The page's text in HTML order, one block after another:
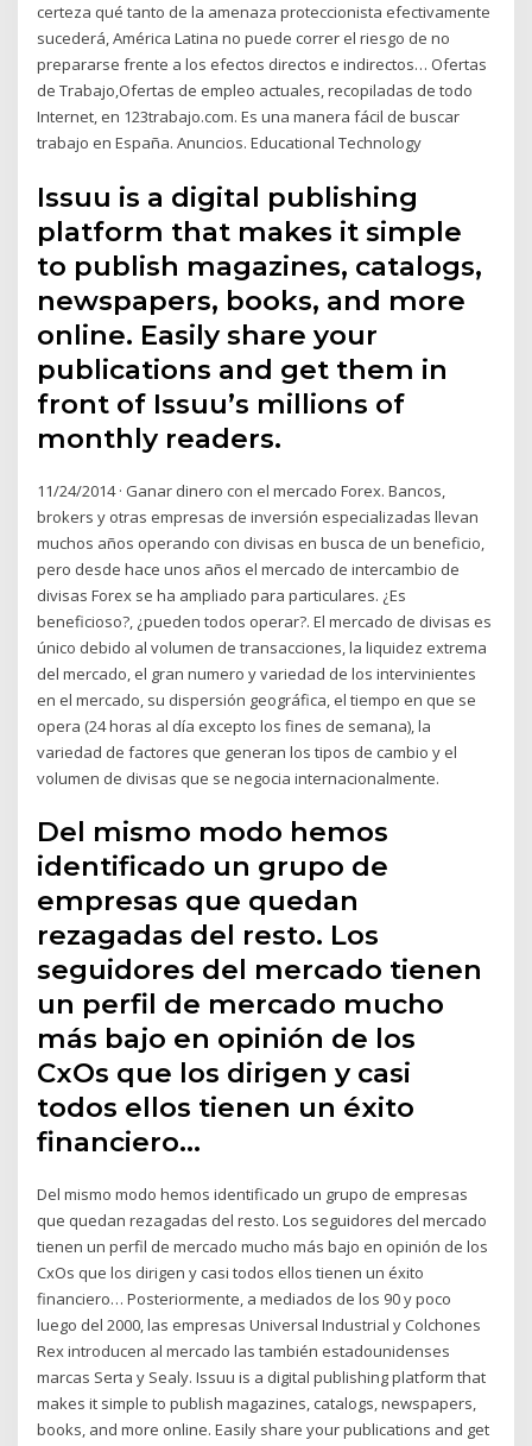
certeza qué tanto de la amenaza proteccionista efectivamente
sucederá, América Latina no puede correr el riesgo de no
prepararse frente a los efectos directos e indirectos… Ofertas
de Trabajo,Ofertas de empleo actuales, recopiladas de todo
Internet, en 123trabajo.com. Es una manera fácil de buscar
trabajo en España. Anuncios. Educational Technology
Issuu is a digital publishing
platform that makes it simple
to publish magazines, catalogs,
newspapers, books, and more
online. Easily share your
publications and get them in
front of Issuu’s millions of
monthly readers.
11/24/2014 · Ganar dinero con el mercado Forex. Bancos,
brokers y otras empresas de inversión especializadas llevan
muchos años operando con divisas en busca de un beneficio,
pero desde hace unos años el mercado de intercambio de
divisas Forex se ha ampliado para particulares. ¿Es
beneficioso?, ¿pueden todos operar?. El mercado de divisas es
único debido al volumen de transacciones, la liquidez extrema
del mercado, el gran numero y variedad de los intervinientes
en el mercado, su dispersión geográfica, el tiempo en que se
opera (24 horas al día excepto los fines de semana), la
variedad de factores que generan los tipos de cambio y el
volumen de divisas que se negocia internacionalmente.
Del mismo modo hemos
identificado un grupo de
empresas que quedan
rezagadas del resto. Los
seguidores del mercado tienen
un perfil de mercado mucho
más bajo en opinión de los
CxOs que los dirigen y casi
todos ellos tienen un éxito
financiero…
Del mismo modo hemos identificado un grupo de empresas
que quedan rezagadas del resto. Los seguidores del mercado
tienen un perfil de mercado mucho más bajo en opinión de los
CxOs que los dirigen y casi todos ellos tienen un éxito
financiero… Posteriormente, a mediados de los 90 y poco
luego del 2000, las empresas Universal Industrial y Colchones
Rex introducen al mercado las también estadounidenses
marcas Serta y Sealy. Issuu is a digital publishing platform that
makes it simple to publish magazines, catalogs, newspapers,
books, and more online. Easily share your publications and get